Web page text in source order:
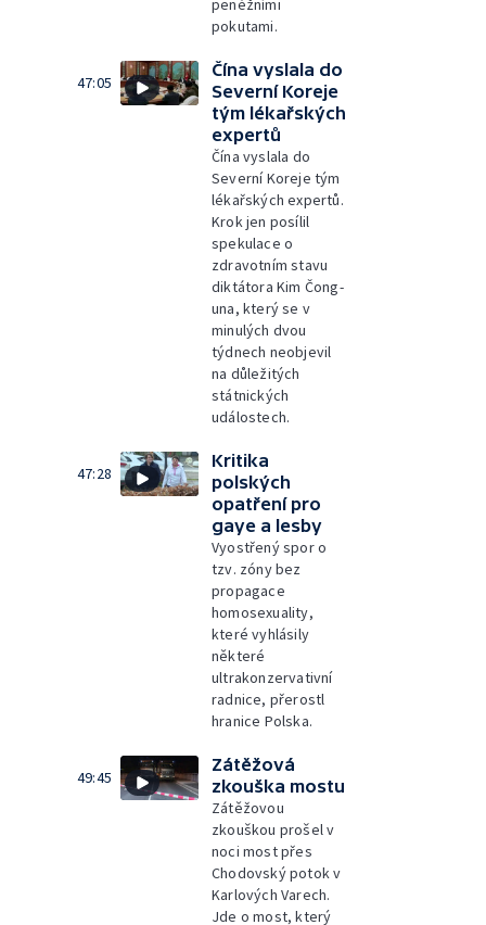
peněžními
pokutami.
47:05
Čína vyslala do
Severní Koreje
tým lékařských
expertů
Čína vyslala do
Severní Koreje tým
lékařských expertů.
Krok jen posílil
spekulace o
zdravotním stavu
diktátora Kim Čong-
una, který se v
minulých dvou
týdnech neobjevil
na důležitých
státnických
událostech.
47:28
Kritika
polských
opatření pro
gaye a lesby
Vyostřený spor o
tzv. zóny bez
propagace
homosexuality,
které vyhlásily
některé
ultrakonzervativní
radnice, přerostl
hranice Polska.
49:45
Zátěžová
zkouška mostu
Zátěžovou
zkouškou prošel v
noci most přes
Chodovský potok v
Karlových Varech.
Jde o most, který